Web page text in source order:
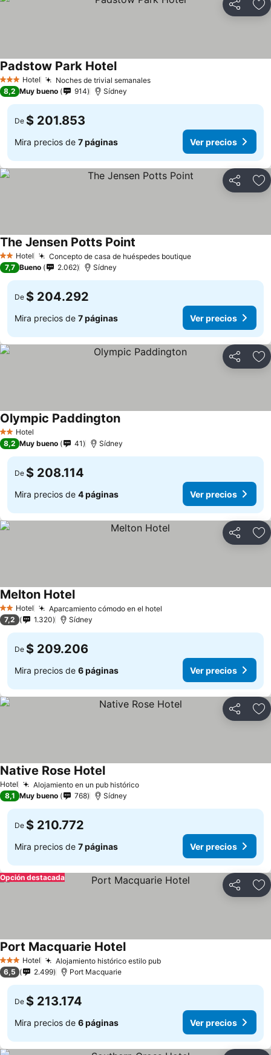
Compartir
3 Estrellas
Hotel Noches de trivial semanalesVer precios
Padstow Park HotelVer precios
8,2 Muy bueno 914 Sídney
De $ 201.853
Mira precios de 7 páginas Ver precios
Compartir
2 Estrellas
Hotel Concepto de casa de huéspedes boutiqueVer precios
The Jensen Potts Point
7,7 Bueno 2.062 Sídney
De $ 204.292
Mira precios de 7 páginas Ver precios
Compartir
2 Estrellas
Hotel
Olympic PaddingtonVer precios
8,2 Muy bueno 41 Sídney
De $ 208.114
Mira precios de 4 páginas Ver precios
Compartir
2 Estrellas
Hotel Aparcamiento cómodo en el hotel
Melton HotelVer precios
7,2 1.320 Sídney
De $ 209.206
Mira precios de 6 páginas Ver precios
Compartir
Hotel Alojamiento en un pub históricoVer precios
Native Rose HotelVer precios
8,1 Muy bueno 768 Sídney
De $ 210.772
Mira precios de 7 páginas Ver precios
Compartir
Opción destacada
3 Estrellas
Hotel Alojamiento histórico estilo pubVer precios
Port Macquarie HotelVer precios
6,5 2.499 Port Macquarie
De $ 213.174
Mira precios de 6 páginas Ver precios